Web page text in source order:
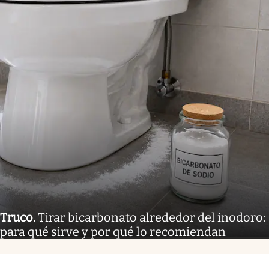
Truco.Tirar bicarbonato alrededor del inodoro:
para qué sirve y por qué lo recomiendan